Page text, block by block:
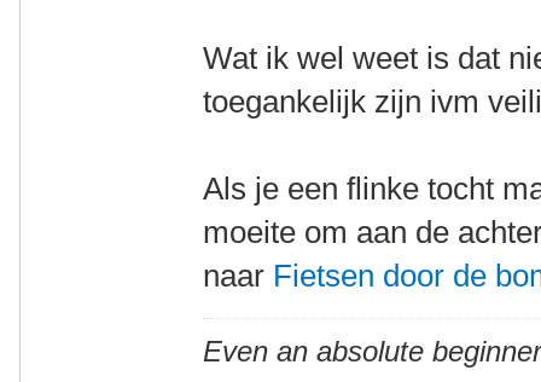
Wat ik wel weet is dat
toegankelijk zijn ivm
Als je een flinke tocht
moeite om aan de
naar Fietsen door de
Even an absolute